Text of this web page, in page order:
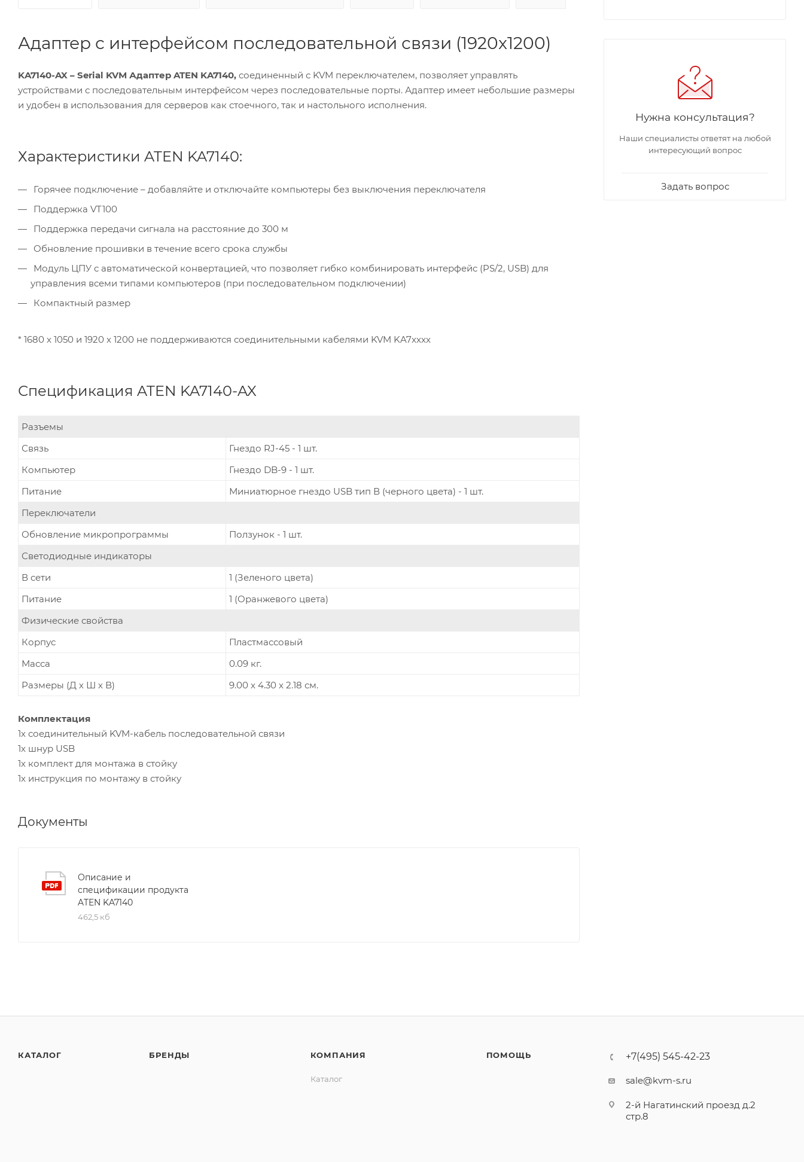
Адаптер с интерфейсом последовательной связи (1920x1200)
KA7140-AX – Serial KVM Адаптер ATEN KA7140, соединенный с KVM переключателем, позволяет управлять
устройствами с последовательным интерфейсом через последовательные порты. Адаптер имеет небольшие размеры
и удобен в использования для серверов как стоечного, так и настольного исполнения.
Характеристики ATEN KA7140:
Горячее подключение – добавляйте и отключайте компьютеры без выключения переключателя
Поддержка VT100
Поддержка передачи сигнала на расстояние до 300 м
Обновление прошивки в течение всего срока службы
Модуль ЦПУ с автоматической конвертацией, что позволяет гибко комбинировать интерфейс (PS/2, USB) для
управления всеми типами компьютеров (при последовательном подключении)
Компактный размер
* 1680 x 1050 и 1920 x 1200 не поддерживаются соединительными кабелями KVM KA7xxxx
Спецификация ATEN KA7140-AX
Разъемы
Связь
Гнездо RJ-45 - 1 шт.
Компьютер
Гнездо DB-9 - 1 шт.
Питание
Миниатюрное гнездо USB тип В (черного цвета) - 1 шт.
Переключатели
Обновление микропрограммы
Ползунок - 1 шт.
Светодиодные индикаторы
В сети
1 (Зеленого цвета)
Питание
1 (Оранжевого цвета)
Физические свойства
Корпус
Пластмассовый
Масса
0.09 кг.
Размеры (Д х Ш х В)
9.00 x 4.30 x 2.18 см.
Комплектация
1x соединительный KVM-кабель последовательной связи
1x шнур USB
1х комплект для монтажа в стойку
1x инструкция по монтажу в стойку
Документы
Описание и
спецификации продукта
ATEN KA7140
462,5 кб
Нужна консультация?
Наши специалисты ответят на любой
интересующий вопрос
Задать вопрос
КАТАЛОГ БРЕНДЫ КОМПАНИЯ
Каталог
ПОМОЩЬ +7(495) 545-42-23
sale@kvm-s.ru
2-й Нагатинский проезд д.2
стр.8